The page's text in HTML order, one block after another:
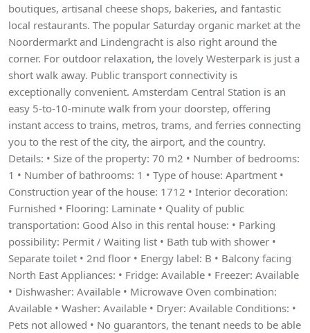
boutiques, artisanal cheese shops, bakeries, and fantastic
local restaurants. The popular Saturday organic market at the
Noordermarkt and Lindengracht is also right around the
corner. For outdoor relaxation, the lovely Westerpark is just a
short walk away. Public transport connectivity is
exceptionally convenient. Amsterdam Central Station is an
easy 5-to-10-minute walk from your doorstep, offering
instant access to trains, metros, trams, and ferries connecting
you to the rest of the city, the airport, and the country.
Details: • Size of the property: 70 m2 • Number of bedrooms:
1 • Number of bathrooms: 1 • Type of house: Apartment •
Construction year of the house: 1712 • Interior decoration:
Furnished • Flooring: Laminate • Quality of public
transportation: Good Also in this rental house: • Parking
possibility: Permit / Waiting list • Bath tub with shower •
Separate toilet • 2nd floor • Energy label: B • Balcony facing
North East Appliances: • Fridge: Available • Freezer: Available
• Dishwasher: Available • Microwave Oven combination:
Available • Washer: Available • Dryer: Available Conditions: •
Pets not allowed • No guarantors, the tenant needs to be able